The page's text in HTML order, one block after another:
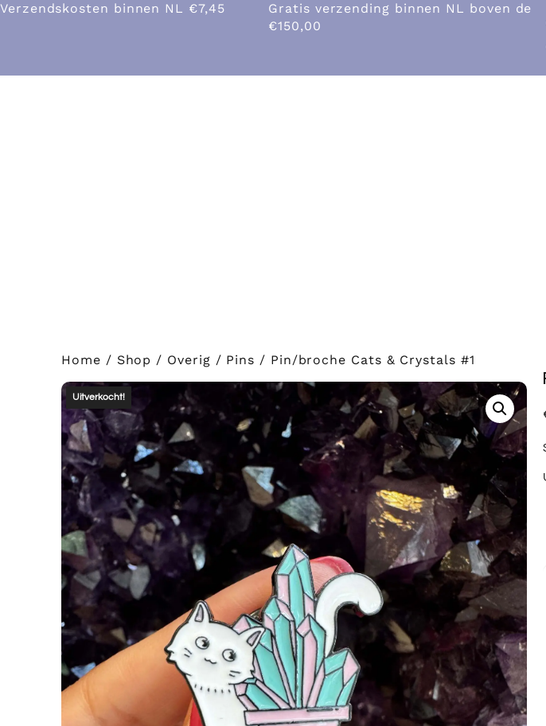
Verzendskosten binnen NL €7,45
Gratis verzending binnen NL boven de
€150,00
Home / Shop / Overig / Pins / Pin/broche Cats & Crystals #1
Uitverkocht!